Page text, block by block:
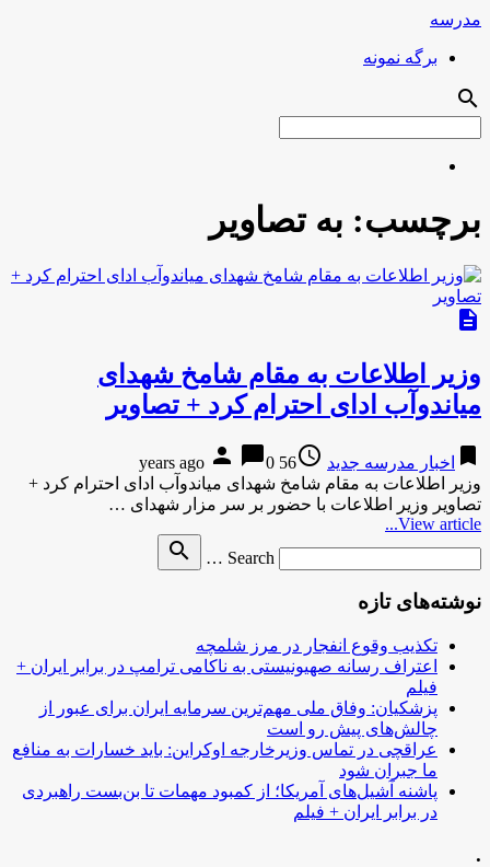
مدرسه
برگه نمونه
search
برچسب: به تصاویر
description
وزیر اطلاعات به مقام شامخ شهدای
میاندوآب ادای احترام کرد + تصاویر
bookmark اخبار مدرسه جدید access_time
56 years ago
person chat_bubble0
وزیر اطلاعات به مقام شامخ شهدای میاندوآب ادای احترام کرد +
تصاویر وزیر اطلاعات با حضور بر سر مزار شهدای …
View article...
Search …
search
نوشته‌های تازه
تکذیب وقوع انفجار در مرز شلمچه
اعتراف رسانه صهیونیستی به ناکامی ترامپ در برابر ایران +
فیلم
پزشکیان: وفاق ملی مهم‌ترین سرمایه ایران برای عبور از
چالش‌های پیش رو است
عراقچی در تماس وزیرخارجه اوکراین: باید خسارات به منافع
ما جبران شود
پاشنه آشیل‌های آمریکا؛ از کمبود مهمات تا بن‌بست راهبردی
در برابر ایران + فیلم
.